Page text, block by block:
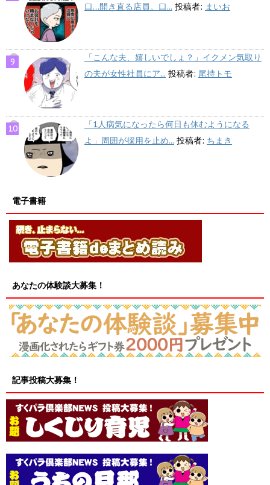
口…開き直る店員。口... 投稿者: まいお
「こんな夫、嬉しいでしょ？」イクメン気取り
の夫が女性社員にア... 投稿者: 尾持トモ
「1人病気になったら何日も休むようになる
よ」周囲が採用を止め... 投稿者: ちまき
電子書籍
あなたの体験談大募集！
記事投稿大募集！